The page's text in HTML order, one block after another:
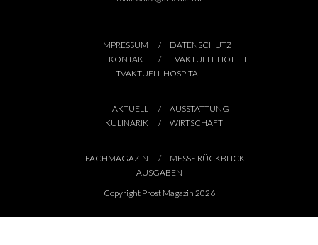
IMPRESSUM
DATENSCHUTZ
KONTAKT
TVAKTUELL HOTELE
TVAKTUELL HOSPITAL
AKTUELL
AUSSTATTUNG
KULINARIK
WIRTSCHAFT
FACHMAGAZIN
MESSE RÜCKBLICK
AUSGABEN
Copyright Prost Magazin 2026